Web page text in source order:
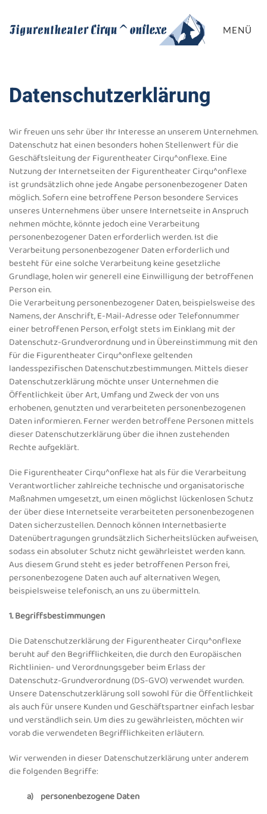
MENÜ
Datenschutzerklärung
Wir freuen uns sehr über Ihr Interesse an unserem Unternehmen.
Datenschutz hat einen besonders hohen Stellenwert für die
Geschäftsleitung der Figurentheater Cirqu^onflexe. Eine
Nutzung der Internetseiten der Figurentheater Cirqu^onflexe
ist grundsätzlich ohne jede Angabe personenbezogener Daten
möglich. Sofern eine betroffene Person besondere Services
unseres Unternehmens über unsere Internetseite in Anspruch
nehmen möchte, könnte jedoch eine Verarbeitung
personenbezogener Daten erforderlich werden. Ist die
Verarbeitung personenbezogener Daten erforderlich und
besteht für eine solche Verarbeitung keine gesetzliche
Grundlage, holen wir generell eine Einwilligung der betroffenen
Person ein.
Die Verarbeitung personenbezogener Daten, beispielsweise des
Namens, der Anschrift, E-Mail-Adresse oder Telefonnummer
einer betroffenen Person, erfolgt stets im Einklang mit der
Datenschutz-Grundverordnung und in Übereinstimmung mit den
für die Figurentheater Cirqu^onflexe geltenden
landesspezifischen Datenschutzbestimmungen. Mittels dieser
Datenschutzerklärung möchte unser Unternehmen die
Öffentlichkeit über Art, Umfang und Zweck der von uns
erhobenen, genutzten und verarbeiteten personenbezogenen
Daten informieren. Ferner werden betroffene Personen mittels
dieser Datenschutzerklärung über die ihnen zustehenden
Rechte aufgeklärt.
Die Figurentheater Cirqu^onflexe hat als für die Verarbeitung
Verantwortlicher zahlreiche technische und organisatorische
Maßnahmen umgesetzt, um einen möglichst lückenlosen Schutz
der über diese Internetseite verarbeiteten personenbezogenen
Daten sicherzustellen. Dennoch können Internetbasierte
Datenübertragungen grundsätzlich Sicherheitslücken aufweisen,
sodass ein absoluter Schutz nicht gewährleistet werden kann.
Aus diesem Grund steht es jeder betroffenen Person frei,
personenbezogene Daten auch auf alternativen Wegen,
beispielsweise telefonisch, an uns zu übermitteln.
1. Begriffsbestimmungen
Die Datenschutzerklärung der Figurentheater Cirqu^onflexe
beruht auf den Begrifflichkeiten, die durch den Europäischen
Richtlinien- und Verordnungsgeber beim Erlass der
Datenschutz-Grundverordnung (DS-GVO) verwendet wurden.
Unsere Datenschutzerklärung soll sowohl für die Öffentlichkeit
als auch für unsere Kunden und Geschäftspartner einfach lesbar
und verständlich sein. Um dies zu gewährleisten, möchten wir
vorab die verwendeten Begrifflichkeiten erläutern.
Wir verwenden in dieser Datenschutzerklärung unter anderem
die folgenden Begriffe:
a) personenbezogene Daten